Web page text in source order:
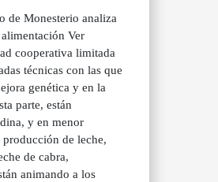
de Monesterio analiza
Ver
cooperativa limitada
técnicas con las que
genética y en la
parte, están
y en menor
de leche,
de cabra,
animando a los